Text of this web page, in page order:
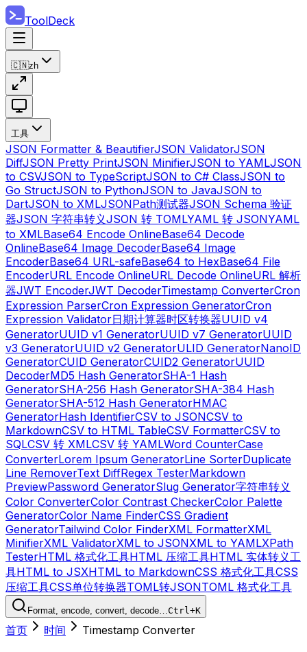
ToolDeck
🇨🇳zh
工具
JSON Formatter & BeautifierJSON ValidatorJSON
DiffJSON Pretty PrintJSON MinifierJSON to YAMLJSON
to CSVJSON to TypeScriptJSON to C# ClassJSON to
Go StructJSON to PythonJSON to JavaJSON to
DartJSON to XMLJSONPath测试器JSON Schema 验证
器JSON 字符串转义JSON 转 TOMLYAML 转 JSONYAML
to XMLBase64 Encode OnlineBase64 Decode
OnlineBase64 Image DecoderBase64 Image
EncoderBase64 URL-safeBase64 to HexBase64 File
EncoderURL Encode OnlineURL Decode OnlineURL 解析
器JWT EncoderJWT DecoderTimestamp ConverterCron
Expression ParserCron Expression GeneratorCron
Expression Validator日期计算器时区转换器UUID v4
GeneratorUUID v1 GeneratorUUID v7 GeneratorUUID
v3 GeneratorUUID v2 GeneratorULID GeneratorNanoID
GeneratorCUID GeneratorCUID2 GeneratorUUID
DecoderMD5 Hash GeneratorSHA-1 Hash
GeneratorSHA-256 Hash GeneratorSHA-384 Hash
GeneratorSHA-512 Hash GeneratorHMAC
GeneratorHash IdentifierCSV to JSONCSV to
MarkdownCSV to HTML TableCSV FormatterCSV to
SQLCSV 转 XMLCSV 转 YAMLWord CounterCase
ConverterLorem Ipsum GeneratorLine SorterDuplicate
Line RemoverText DiffRegex TesterMarkdown
PreviewPassword GeneratorSlug Generator字符串转义
Color ConverterColor Contrast CheckerColor Palette
GeneratorColor Name FinderCSS Gradient
GeneratorTailwind Color FinderXML FormatterXML
MinifierXML ValidatorXML to JSONXML to YAMLXPath
TesterHTML 格式化工具HTML 压缩工具HTML 实体转义工
具HTML to JSXHTML to MarkdownCSS 格式化工具CSS
压缩工具CSS单位转换器TOML转JSONTOML 格式化工具
Format, encode, convert, decode…Ctrl+K
首页 时间 Timestamp Converter